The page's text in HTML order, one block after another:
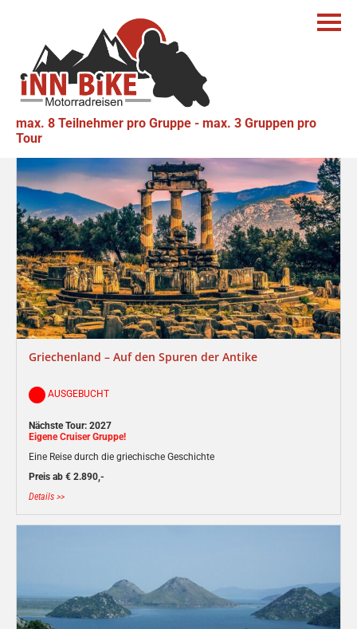
max. 8 Teilnehmer pro Gruppe - max. 3 Gruppen pro
Tour
Griechenland – Auf den Spuren der Antike
AUSGEBUCHT
Nächste Tour: 2027
Eigene Cruiser Gruppe!
Eine Reise durch die griechische Geschichte
Preis ab € 2.890,-
Details >>